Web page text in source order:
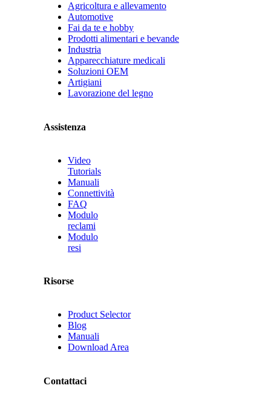
Agricoltura e allevamento
Automotive
Fai da te e hobby
Prodotti alimentari e bevande
Industria
Apparecchiature medicali
Soluzioni OEM
Artigiani
Lavorazione del legno
Assistenza
Video
Tutorials
Manuali
Connettività
FAQ
Modulo
reclami
Modulo
resi
Risorse
Product Selector
Blog
Manuali
Download Area
Contattaci